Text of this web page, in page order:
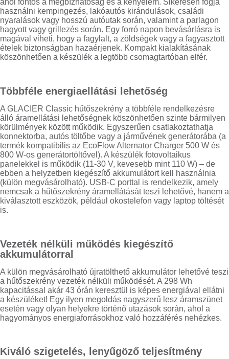
ahol fontos a megbízhatóság és a kényelem. Sikeresen fogja
használni kempingezés, lakóautós kirándulások, családi
nyaralások vagy hosszú autóutak során, valamint a parlagon
hagyott vagy grillezés során. Egy forró napon bevásárlásra is
magával viheti, hogy a fagylalt, a zöldségek vagy a fagyasztott
ételek biztonságban hazaérjenek. Kompakt kialakításának
köszönhetően a készülék a legtöbb csomagtartóban elfér.
Többféle energiaellátási lehetőség
A GLACIER Classic hűtőszekrény a többféle rendelkezésre
álló áramellátási lehetőségnek köszönhetően szinte bármilyen
körülmények között működik. Egyszerűen csatlakoztathatja
konnektorba, autós töltőbe vagy a járművének generátorába (a
termék kompatibilis az EcoFlow Alternator Charger 500 W és
800 W-os generátortöltővel). A készülék fotovoltaikus
panelekkel is működik (11-30 V, kevesebb mint 110 W) – de
ebben a helyzetben kiegészítő akkumulátort kell használnia
(külön megvásárolható). USB-C porttal is rendelkezik, amely
nemcsak a hűtőszekrény áramellátását teszi lehetővé, hanem a
kiválasztott eszközök, például okostelefon vagy laptop töltését
is.
Vezeték nélküli működés kiegészítő
akkumulátorral
A külön megvásárolható újratölthető akkumulátor lehetővé teszi
a hűtőszekrény vezeték nélküli működését. A 298 Wh
kapacitással akár 43 órán keresztül is képes energiával ellátni
a készüléket! Egy ilyen megoldás nagyszerű lesz áramszünet
esetén vagy olyan helyekre történő utazások során, ahol a
hagyományos energiaforrásokhoz való hozzáférés nehézkes.
Kiváló szigetelés, lenyűgöző teljesítmény